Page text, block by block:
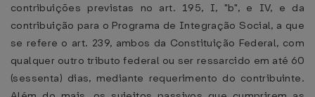
contribuições previstas no art. 195, I, "b", e IV, e da
contribuição para o Programa de Integração Social, a que
se refere o art. 239, ambos da Constituição Federal, com
qualquer outro tributo federal ou ser ressarcido em até 60
(sessenta) dias, mediante requerimento do contribuinte.